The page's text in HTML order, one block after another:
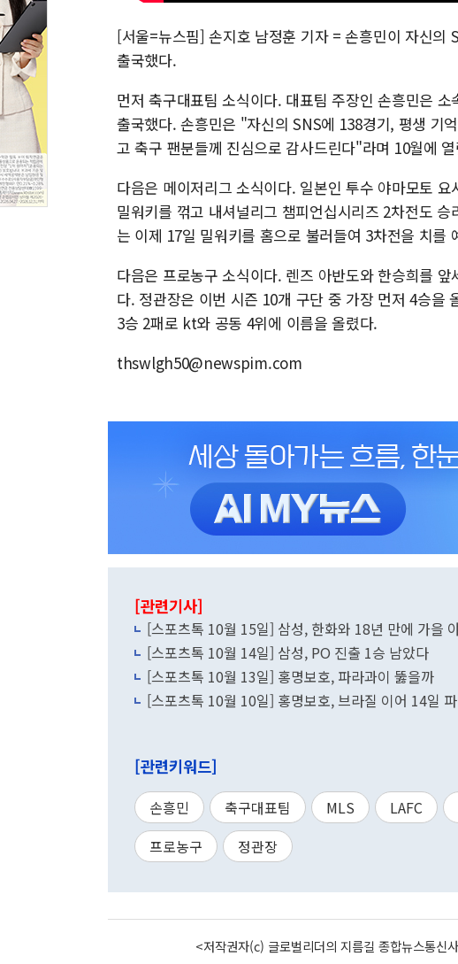
[서울=뉴스핌] 손지호 남정훈 기자 = 손흥민이 자신의
출국했다.
먼저 축구대표팀 소식이다. 대표팀 주장인 손흥민은
출국했다. 손흥민은 "자신의 SNS에 138경기, 평생 기
고 축구 팬분들께 진심으로 감사드린다"라며 10월에
다음은 메이저리그 소식이다. 일본인 투수 야마모토
밀워키를 꺾고 내셔널리그 챔피언십시리즈 2차전도
는 이제 17일 밀워키를 홈으로 불러들여 3차전을 치를
다음은 프로농구 소식이다. 렌즈 아반도와 한승희를
다. 정관장은 이번 시즌 10개 구단 중 가장 먼저 4승을
3승 2패로 kt와 공동 4위에 이름을 올렸다.
thswlgh50@newspim.com
[관련기사]
[스포츠톡 10월 15일] 삼성, 한화와 18년 만에 가을
[스포츠톡 10월 14일] 삼성, PO 진출 1승 남았다
[스포츠톡 10월 13일] 홍명보호, 파라과이 뚫을까
[스포츠톡 10월 10일] 홍명보호, 브라질 이어 14일
[관련키워드]
손흥민 축구대표팀 MLS LAFC
프로농구
정관장
<저작권자(c) 글로벌리더의 지름길 종합뉴스통